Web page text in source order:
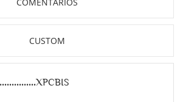
CUSTOM
XPCBIS